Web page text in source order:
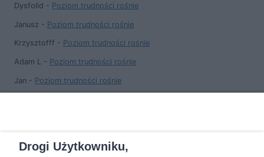
Dysfolid - Poziom trudności rośnie
Janusz - Poziom trudności rośnie
Krzysztofff - Poziom trudności rośnie
Adam L - Poziom trudności rośnie
Jan - Poziom trudności rośnie
Drogi Użytkowniku,